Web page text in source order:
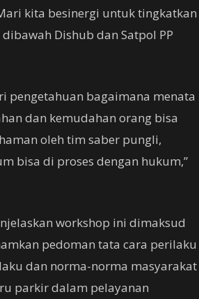
kita besinergi untuk tingkatkan
Dishub dan Satpol PP
pengetahuan bagaimana menata
dan kemudahan orang bisa
oleh tim saber pungli,
bisa di proses dengan hukum,”
workshop ini dimaksud
pedoman tata cara perilaku
dan norma-norma masyarakat
parkir dalam pelayanan